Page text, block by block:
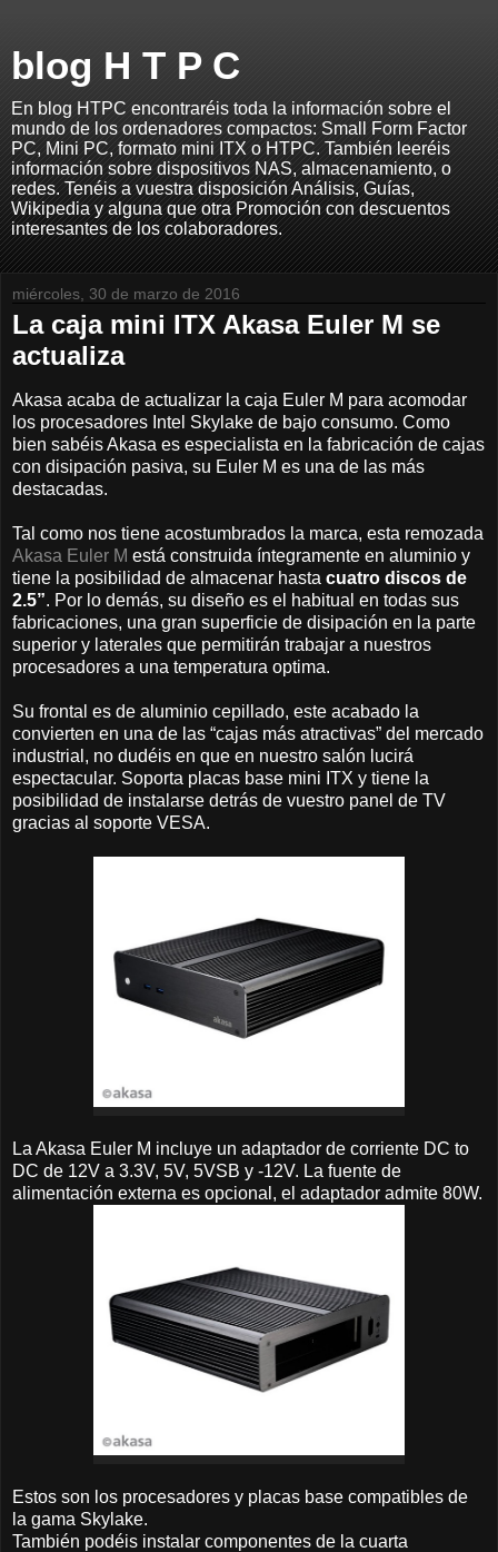
blog H T P C
En blog HTPC encontraréis toda la información sobre el
mundo de los ordenadores compactos: Small Form Factor
PC, Mini PC, formato mini ITX o HTPC. También leeréis
información sobre dispositivos NAS, almacenamiento, o
redes. Tenéis a vuestra disposición Análisis, Guías,
Wikipedia y alguna que otra Promoción con descuentos
interesantes de los colaboradores.
miércoles, 30 de marzo de 2016
La caja mini ITX Akasa Euler M se
actualiza
Akasa acaba de actualizar la caja Euler M para acomodar
los procesadores Intel Skylake de bajo consumo. Como
bien sabéis Akasa es especialista en la fabricación de cajas
con disipación pasiva, su Euler M es una de las más
destacadas.
Tal como nos tiene acostumbrados la marca, esta remozada
Akasa Euler M está construida íntegramente en aluminio y
tiene la posibilidad de almacenar hasta cuatro discos de
2.5”. Por lo demás, su diseño es el habitual en todas sus
fabricaciones, una gran superficie de disipación en la parte
superior y laterales que permitirán trabajar a nuestros
procesadores a una temperatura optima.
Su frontal es de aluminio cepillado, este acabado la
convierten en una de las “cajas más atractivas” del mercado
industrial, no dudéis en que en nuestro salón lucirá
espectacular. Soporta placas base mini ITX y tiene la
posibilidad de instalarse detrás de vuestro panel de TV
gracias al soporte VESA.
La Akasa Euler M incluye un adaptador de corriente DC to
DC de 12V a 3.3V, 5V, 5VSB y -12V. La fuente de
alimentación externa es opcional, el adaptador admite 80W.
Estos son los procesadores y placas base compatibles de
la gama Skylake.
También podéis instalar componentes de la cuarta